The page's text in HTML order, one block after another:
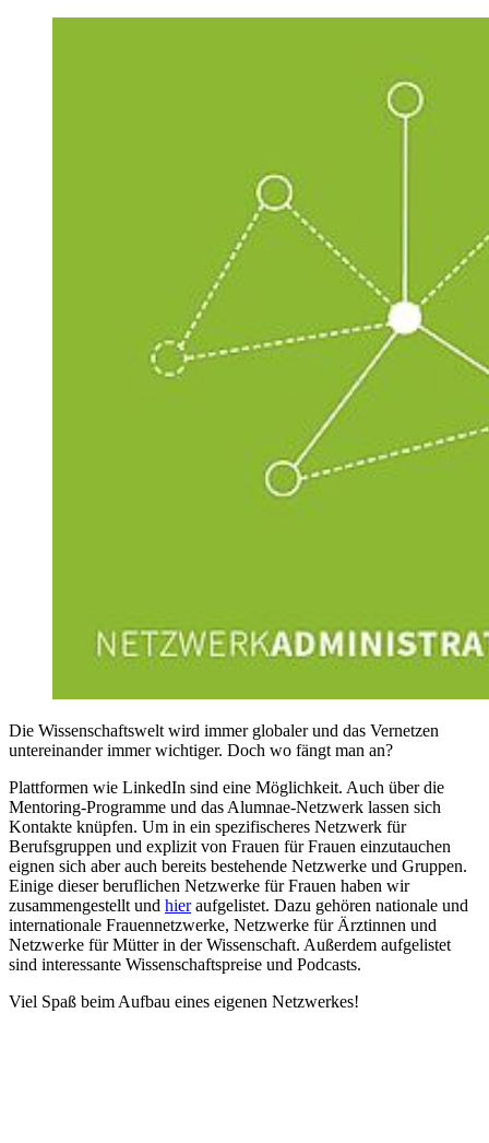
Die Wissenschaftswelt wird immer globaler und das Vernetzen
untereinander immer wichtiger. Doch wo fängt man an?
Plattformen wie LinkedIn sind eine Möglichkeit. Auch über die
Mentoring-Programme und das Alumnae-Netzwerk lassen sich
Kontakte knüpfen. Um in ein spezifischeres Netzwerk für
Berufsgruppen und explizit von Frauen für Frauen einzutauchen
eignen sich aber auch bereits bestehende Netzwerke und Gruppen.
Einige dieser beruflichen Netzwerke für Frauen haben wir
zusammengestellt und hieraufgelistet. Dazu gehören nationale und
internationale Frauennetzwerke, Netzwerke für Ärztinnen und
Netzwerke für Mütter in der Wissenschaft. Außerdem aufgelistet
sind interessante Wissenschaftspreise und Podcasts.
Viel Spaß beim Aufbau eines eigenen Netzwerkes!